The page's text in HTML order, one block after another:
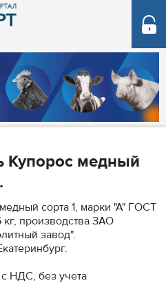
Купорос медный
сорта 1, марки "А" ГОСТ
производства ЗАО
завод".
НДС, без учета